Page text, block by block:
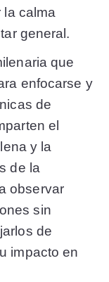
la calma
general.
que
enfocarse y
de
el
y la
de la
observar
sin
de
impacto en